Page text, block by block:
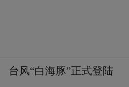
台风“白海豚”正式登陆